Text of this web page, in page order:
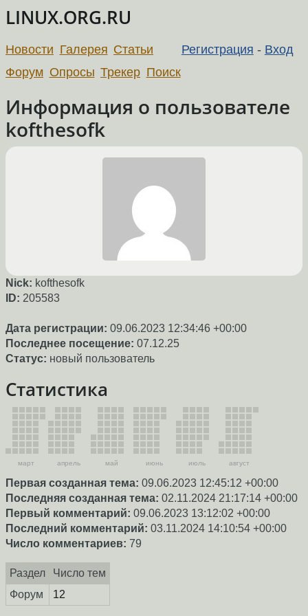
LINUX.ORG.RU
Регистрация - Вход
Новости Галерея Статьи
Форум Опросы Трекер Поиск
Информация о пользователе
kofthesofk
Nick: kofthesofk
ID: 205583
Дата регистрации: 09.06.2023 12:34:46 +00:00
Последнее посещение: 07.12.25
Статус: новый пользователь
Статистика
март апрель май июнь июль август
Первая созданная тема: 09.06.2023 12:45:12 +00:00
Последняя созданная тема: 02.11.2024 21:17:14 +00:00
Первый комментарий: 09.06.2023 13:12:02 +00:00
Последний комментарий: 03.11.2024 14:10:54 +00:00
Число комментариев: 79
Раздел
Число тем
Форум
12